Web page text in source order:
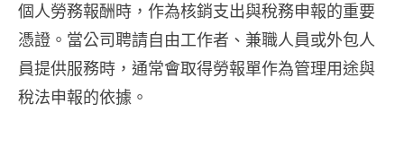
個人勞務報酬時，作為核銷支出與稅務申報的重要
憑證。當公司聘請自由工作者、兼職人員或外包人
員提供服務時，通常會取得勞報單作為管理用途與
稅法申報的依據。